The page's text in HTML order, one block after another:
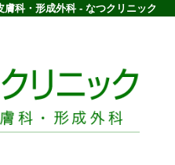
科・形成外科 - なつクリニック